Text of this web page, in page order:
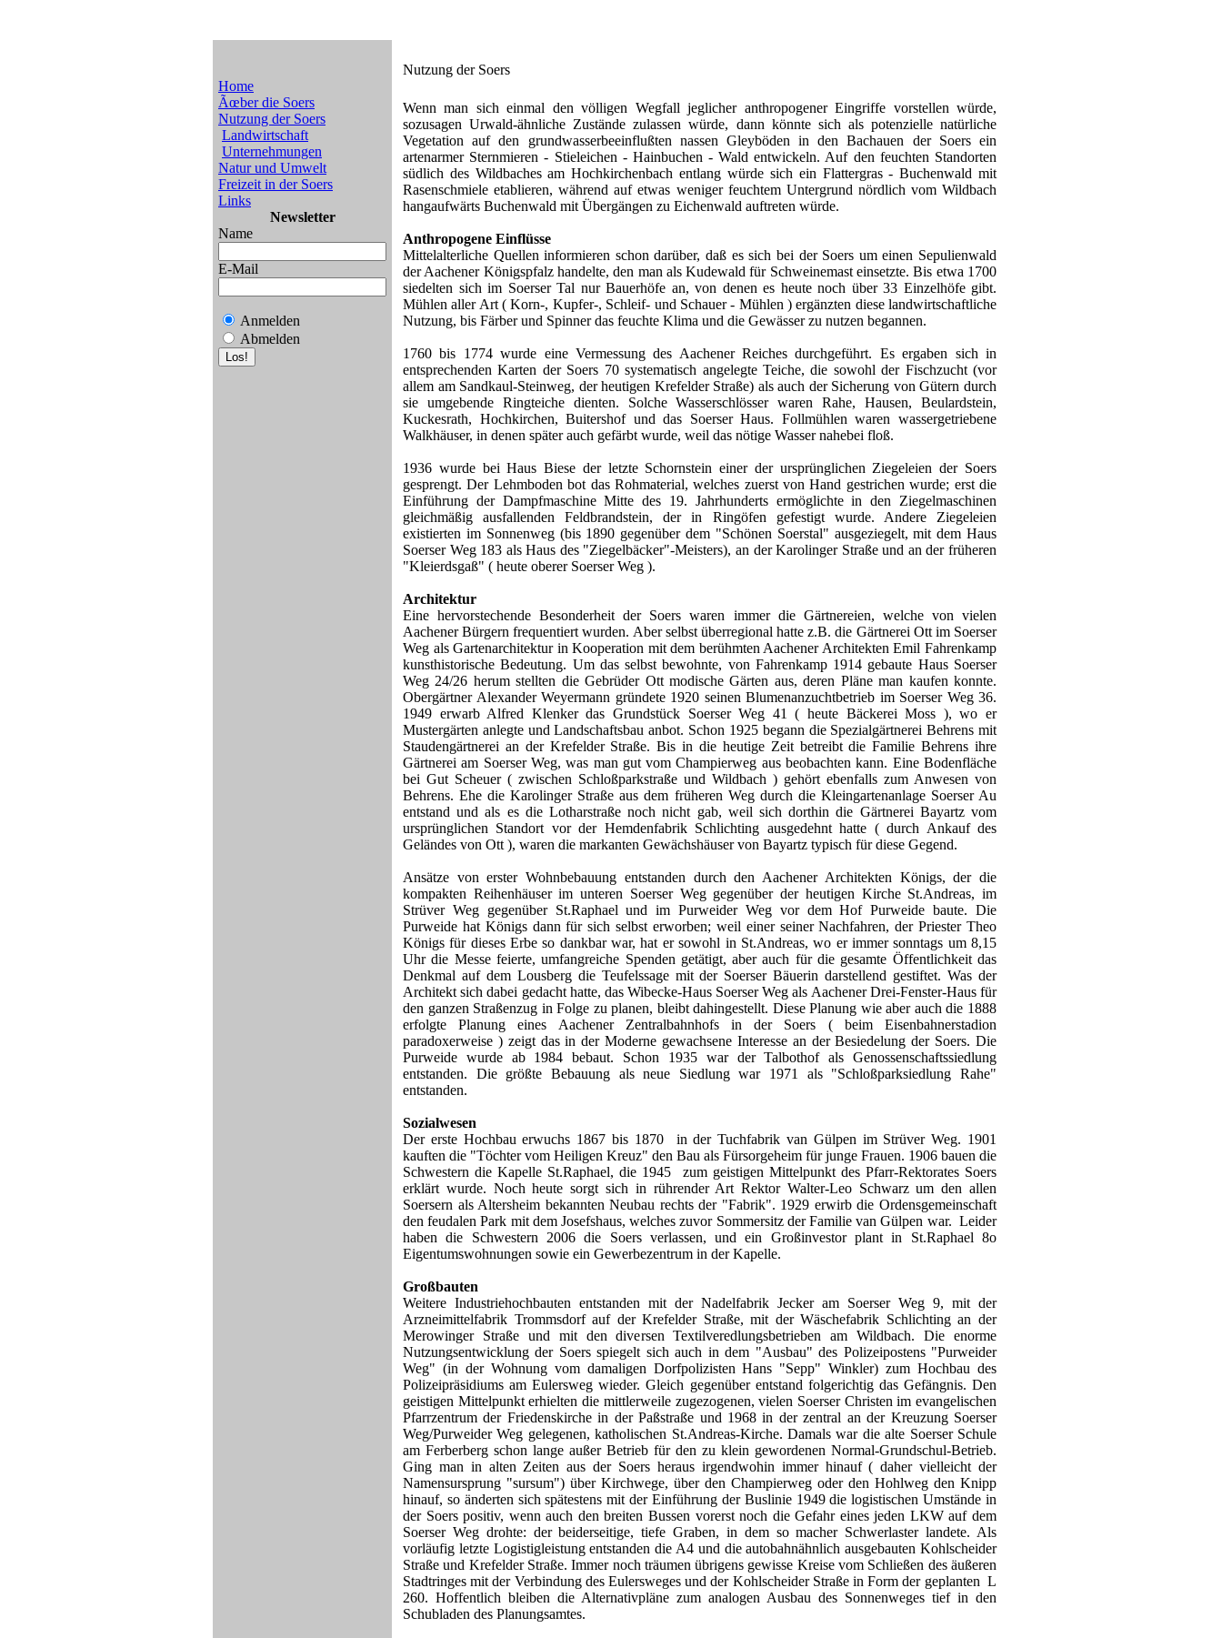
Home
Ãœber die Soers
Nutzung der Soers
Landwirtschaft
Unternehmungen
Natur und Umwelt
Freizeit in der Soers
Links
Newsletter
Name
E-Mail
Anmelden
Abmelden
Nutzung der Soers
Wenn man sich einmal den völligen Wegfall jeglicher anthropogener Eingriffe vorstellen würde,
sozusagen Urwald-ähnliche Zustände zulassen würde, dann könnte sich als potenzielle natürliche
Vegetation auf den grundwasserbeeinflußten nassen Gleyböden in den Bachauen der Soers ein
artenarmer Sternmieren - Stieleichen - Hainbuchen - Wald entwickeln. Auf den feuchten Standorten
südlich des Wildbaches am Hochkirchenbach entlang würde sich ein Flattergras - Buchenwald mit
Rasenschmiele etablieren, während auf etwas weniger feuchtem Untergrund nördlich vom Wildbach
hangaufwärts Buchenwald mit Übergängen zu Eichenwald auftreten würde.
Anthropogene Einflüsse
Mittelalterliche Quellen informieren schon darüber, daß es sich bei der Soers um einen Sepulienwald
der Aachener Königspfalz handelte, den man als Kudewald für Schweinemast einsetzte. Bis etwa 1700
siedelten sich im Soerser Tal nur Bauerhöfe an, von denen es heute noch über 33 Einzelhöfe gibt.
Mühlen aller Art ( Korn-, Kupfer-, Schleif- und Schauer - Mühlen ) ergänzten diese landwirtschaftliche
Nutzung, bis Färber und Spinner das feuchte Klima und die Gewässer zu nutzen begannen.
1760 bis 1774 wurde eine Vermessung des Aachener Reiches durchgeführt. Es ergaben sich in
entsprechenden Karten der Soers 70 systematisch angelegte Teiche, die sowohl der Fischzucht (vor
allem am Sandkaul-Steinweg, der heutigen Krefelder Straße) als auch der Sicherung von Gütern durch
sie umgebende Ringteiche dienten. Solche Wasserschlösser waren Rahe, Hausen, Beulardstein,
Kuckesrath, Hochkirchen, Buitershof und das Soerser Haus. Follmühlen waren wassergetriebene
Walkhäuser, in denen später auch gefärbt wurde, weil das nötige Wasser nahebei floß.
1936 wurde bei Haus Biese der letzte Schornstein einer der ursprünglichen Ziegeleien der Soers
gesprengt. Der Lehmboden bot das Rohmaterial, welches zuerst von Hand gestrichen wurde; erst die
Einführung der Dampfmaschine Mitte des 19. Jahrhunderts ermöglichte in den Ziegelmaschinen
gleichmäßig ausfallenden Feldbrandstein, der in Ringöfen gefestigt wurde. Andere Ziegeleien
existierten im Sonnenweg (bis 1890 gegenüber dem "Schönen Soerstal" ausgeziegelt, mit dem Haus
Soerser Weg 183 als Haus des "Ziegelbäcker"-Meisters), an der Karolinger Straße und an der früheren
"Kleierdsgaß" ( heute oberer Soerser Weg ).
Architektur
Eine hervorstechende Besonderheit der Soers waren immer die Gärtnereien, welche von vielen
Aachener Bürgern frequentiert wurden. Aber selbst überregional hatte z.B. die Gärtnerei Ott im Soerser
Weg als Gartenarchitektur in Kooperation mit dem berühmten Aachener Architekten Emil Fahrenkamp
kunsthistorische Bedeutung. Um das selbst bewohnte, von Fahrenkamp 1914 gebaute Haus Soerser
Weg 24/26 herum stellten die Gebrüder Ott modische Gärten aus, deren Pläne man kaufen konnte.
Obergärtner Alexander Weyermann gründete 1920 seinen Blumenanzuchtbetrieb im Soerser Weg 36.
1949 erwarb Alfred Klenker das Grundstück Soerser Weg 41 ( heute Bäckerei Moss ), wo er
Mustergärten anlegte und Landschaftsbau anbot. Schon 1925 begann die Spezialgärtnerei Behrens mit
Staudengärtnerei an der Krefelder Straße. Bis in die heutige Zeit betreibt die Familie Behrens ihre
Gärtnerei am Soerser Weg, was man gut vom Champierweg aus beobachten kann. Eine Bodenfläche
bei Gut Scheuer ( zwischen Schloßparkstraße und Wildbach ) gehört ebenfalls zum Anwesen von
Behrens. Ehe die Karolinger Straße aus dem früheren Weg durch die Kleingartenanlage Soerser Au
entstand und als es die Lotharstraße noch nicht gab, weil sich dorthin die Gärtnerei Bayartz vom
ursprünglichen Standort vor der Hemdenfabrik Schlichting ausgedehnt hatte ( durch Ankauf des
Geländes von Ott ), waren die markanten Gewächshäuser von Bayartz typisch für diese Gegend.
Ansätze von erster Wohnbebauung entstanden durch den Aachener Architekten Königs, der die
kompakten Reihenhäuser im unteren Soerser Weg gegenüber der heutigen Kirche St.Andreas, im
Strüver Weg gegenüber St.Raphael und im Purweider Weg vor dem Hof Purweide baute. Die
Purweide hat Königs dann für sich selbst erworben; weil einer seiner Nachfahren, der Priester Theo
Königs für dieses Erbe so dankbar war, hat er sowohl in St.Andreas, wo er immer sonntags um 8,15
Uhr die Messe feierte, umfangreiche Spenden getätigt, aber auch für die gesamte Öffentlichkeit das
Denkmal auf dem Lousberg die Teufelssage mit der Soerser Bäuerin darstellend gestiftet. Was der
Architekt sich dabei gedacht hatte, das Wibecke-Haus Soerser Weg als Aachener Drei-Fenster-Haus für
den ganzen Straßenzug in Folge zu planen, bleibt dahingestellt. Diese Planung wie aber auch die 1888
erfolgte Planung eines Aachener Zentralbahnhofs in der Soers ( beim Eisenbahnerstadion
paradoxerweise ) zeigt das in der Moderne gewachsene Interesse an der Besiedelung der Soers. Die
Purweide wurde ab 1984 bebaut. Schon 1935 war der Talbothof als Genossenschaftssiedlung
entstanden. Die größte Bebauung als neue Siedlung war 1971 als "Schloßparksiedlung Rahe"
entstanden.
Sozialwesen
Der erste Hochbau erwuchs 1867 bis 1870 in der Tuchfabrik van Gülpen im Strüver Weg. 1901
kauften die "Töchter vom Heiligen Kreuz" den Bau als Fürsorgeheim für junge Frauen. 1906 bauen die
Schwestern die Kapelle St.Raphael, die 1945 zum geistigen Mittelpunkt des Pfarr-Rektorates Soers
erklärt wurde. Noch heute sorgt sich in rührender Art Rektor Walter-Leo Schwarz um den allen
Soersern als Altersheim bekannten Neubau rechts der "Fabrik". 1929 erwirb die Ordensgemeinschaft
den feudalen Park mit dem Josefshaus, welches zuvor Sommersitz der Familie van Gülpen war. Leider
haben die Schwestern 2006 die Soers verlassen, und ein Großinvestor plant in St.Raphael 8o
Eigentumswohnungen sowie ein Gewerbezentrum in der Kapelle.
Großbauten
Weitere Industriehochbauten entstanden mit der Nadelfabrik Jecker am Soerser Weg 9, mit der
Arzneimittelfabrik Trommsdorf auf der Krefelder Straße, mit der Wäschefabrik Schlichting an der
Merowinger Straße und mit den diversen Textilveredlungsbetrieben am Wildbach. Die enorme
Nutzungsentwicklung der Soers spiegelt sich auch in dem "Ausbau" des Polizeipostens "Purweider
Weg" (in der Wohnung vom damaligen Dorfpolizisten Hans "Sepp" Winkler) zum Hochbau des
Polizeipräsidiums am Eulersweg wieder. Gleich gegenüber entstand folgerichtig das Gefängnis. Den
geistigen Mittelpunkt erhielten die mittlerweile zugezogenen, vielen Soerser Christen im evangelischen
Pfarrzentrum der Friedenskirche in der Paßstraße und 1968 in der zentral an der Kreuzung Soerser
Weg/Purweider Weg gelegenen, katholischen St.Andreas-Kirche. Damals war die alte Soerser Schule
am Ferberberg schon lange außer Betrieb für den zu klein gewordenen Normal-Grundschul-Betrieb.
Ging man in alten Zeiten aus der Soers heraus irgendwohin immer hinauf ( daher vielleicht der
Namensursprung "sursum") über Kirchwege, über den Champierweg oder den Hohlweg den Knipp
hinauf, so änderten sich spätestens mit der Einführung der Buslinie 1949 die logistischen Umstände in
der Soers positiv, wenn auch den breiten Bussen vorerst noch die Gefahr eines jeden LKW auf dem
Soerser Weg drohte: der beiderseitige, tiefe Graben, in dem so macher Schwerlaster landete. Als
vorläufig letzte Logistigleistung entstanden die A4 und die autobahnähnlich ausgebauten Kohlscheider
Straße und Krefelder Straße. Immer noch träumen übrigens gewisse Kreise vom Schließen des äußeren
Stadtringes mit der Verbindung des Eulersweges und der Kohlscheider Straße in Form der geplanten L
260. Hoffentlich bleiben die Alternativpläne zum analogen Ausbau des Sonnenweges tief in den
Schubladen des Planungsamtes.